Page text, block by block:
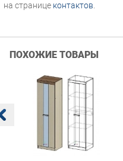
на странице контактов.
ПОХОЖИЕ ТОВАРЫ